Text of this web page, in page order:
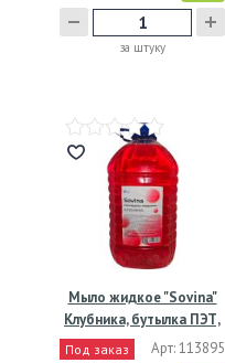
за штуку
Мыло жидкое "Sovina"
Клубника, бутылка ПЭТ,
Под заказ Арт: 113895